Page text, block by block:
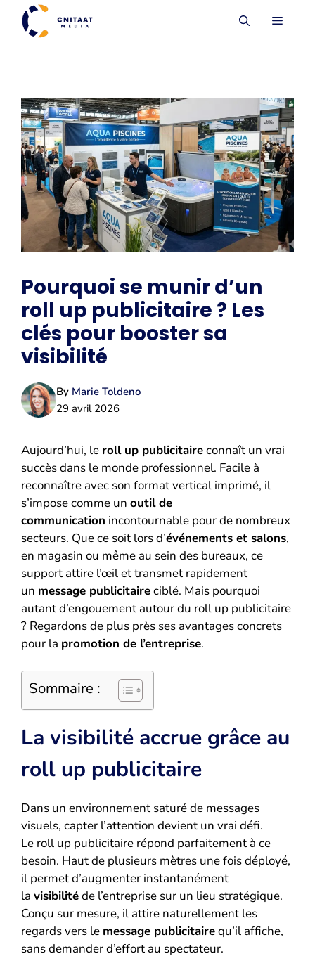
Aller
contenu
MENU
Pourquoi se munir d’un
roll up publicitaire ? Les
clés pour booster sa
visibilité
By Marie Toldeno
29 avril 2026
Aujourd’hui, le roll up publicitaireconnaît un vrai
succès dans le monde professionnel. Facile à
reconnaître avec son format vertical imprimé, il
s’impose comme un outil de
communication incontournable pour de nombreux
secteurs. Que ce soit lors d’événements et salons,
en magasin ou même au sein des bureaux, ce
support attire l’œil et transmet rapidement
un message publicitaireciblé. Mais pourquoi
autant d’engouement autour du roll up publicitaire
? Regardons de plus près ses avantages concrets
pour la promotion de l’entreprise.
Sommaire :
La visibilité accrue grâce au
roll up publicitaire
Dans un environnement saturé de messages
visuels, capter l’attention devient un vrai défi.
Le roll up publicitaire répond parfaitement à ce
besoin. Haut de plusieurs mètres une fois déployé,
il permet d’augmenter instantanément
la visibilitéde l’entreprise sur un lieu stratégique.
Conçu sur mesure, il attire naturellement les
regards vers le message publicitairequ’il affiche,
sans demander d’effort au spectateur.